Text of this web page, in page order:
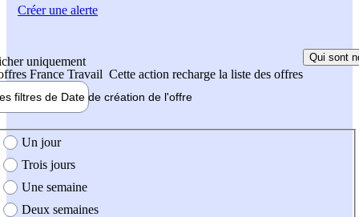
uniquement
France Travail Cette action recharge la liste des offres
Qui sont
filtres de Date de création de l'offre
création de l'offre
Un jour
Trois jours
Une semaine
Deux semaines
Créer une alerte